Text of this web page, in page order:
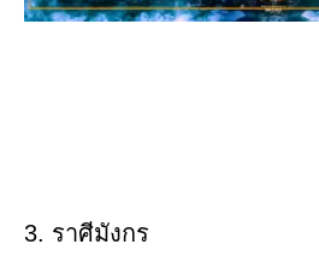
3. ราศีมังกร